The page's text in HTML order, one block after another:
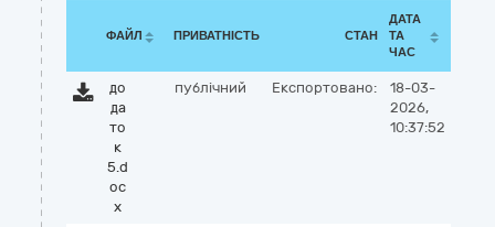
ФАЙЛ ПРИВАТНІСТЬ СТАН
ДАТА
ТА
ЧАС
до
да
то
к
5.d
oc
x
публічний Експортовано:
18-03-
2026,
10:37:52